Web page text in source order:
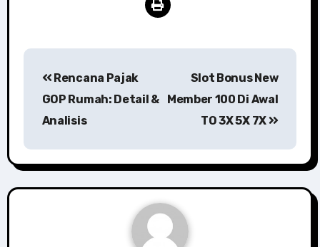
Post
navigation
Rencana Pajak
GOP Rumah: Detail &
Analisis
Slot Bonus New
Member 100 Di Awal
TO 3X 5X 7X